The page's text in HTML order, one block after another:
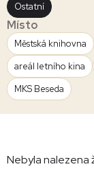
Ostatní
Místo
Městská knihovna
areál letního kina
MKS Beseda
Nebyla nalezena